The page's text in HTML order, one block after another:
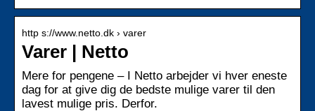
http s://www.netto.dk › varer
Varer | Netto
Mere for pengene – I Netto arbejder vi hver eneste
dag for at give dig de bedste mulige varer til den
lavest mulige pris. Derfor.